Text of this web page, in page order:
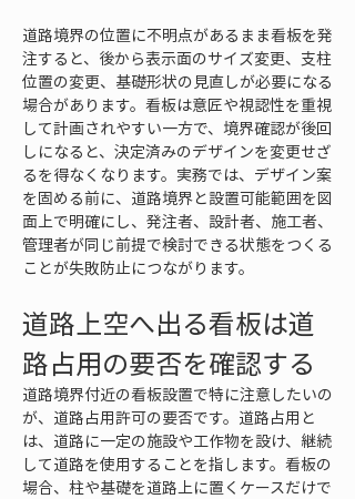
道路境界の位置に不明点があるまま看板を発
注すると、後から表示面のサイズ変更、支柱
位置の変更、基礎形状の見直しが必要になる
場合があります。看板は意匠や視認性を重視
して計画されやすい一方で、境界確認が後回
しになると、決定済みのデザインを変更せざ
るを得なくなります。実務では、デザイン案
を固める前に、道路境界と設置可能範囲を図
面上で明確にし、発注者、設計者、施工者、
管理者が同じ前提で検討できる状態をつくる
ことが失敗防止につながります。
道路上空へ出る看板は道
路占用の要否を確認する
道路境界付近の看板設置で特に注意したいの
が、道路占用許可の要否です。道路占用と
は、道路に一定の施設や工作物を設け、継続
して道路を使用することを指します。看板の
場合、柱や基礎を道路上に置くケースだけで